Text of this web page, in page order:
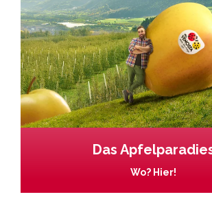
Das
Wo? Hier!